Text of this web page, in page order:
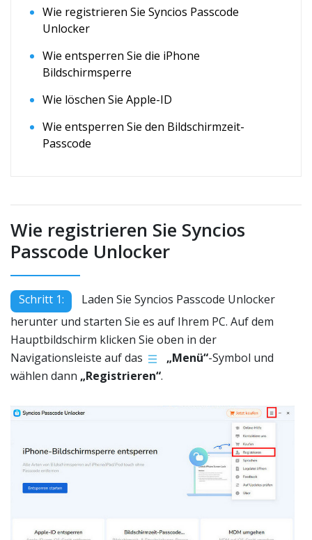
Wie registrieren Sie Syncios Passcode
Unlocker
Wie entsperren Sie die iPhone
Bildschirmsperre
Wie löschen Sie Apple-ID
Wie entsperren Sie den Bildschirmzeit-
Passcode
Wie registrieren Sie Syncios
Passcode Unlocker
Schritt 1:
Laden Sie Syncios Passcode Unlocker
herunter und starten Sie es auf Ihrem PC. Auf dem
Hauptbildschirm klicken Sie oben in der
Navigationsleiste auf das
„Menü“-Symbol und
wählen dann „Registrieren“.